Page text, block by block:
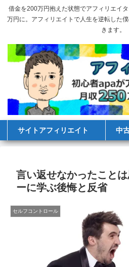
借金を200万円抱えた状態でアフィリエイ
万円に。アフィリエイトで人生を逆転した
きます。
サイトアフィリエイト 中
言い返せなかったこと
ーに学ぶ後悔と反省
セルフコントロール